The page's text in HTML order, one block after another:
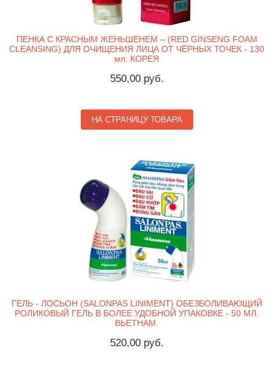
ПЕНКА С КРАСНЫМ ЖЕНЬШЕНЕМ – (RED GINSENG FOAM
CLEANSING) ДЛЯ ОЧИЩЕНИЯ ЛИЦА ОТ ЧЁРНЫХ ТОЧЕК - 130
мл. КОРЕЯ
550,00 руб.
НА СТРАНИЦУ ТОВАРА
ГЕЛЬ - ЛОСЬОН (SALONPAS LINIMENT) ОБЕЗБОЛИВАЮЩИЙ
РОЛИКОВЫЙ ГЕЛЬ В БОЛЕЕ УДОБНОЙ УПАКОВКЕ - 50 МЛ.
ВЬЕТНАМ.
520,00 руб.